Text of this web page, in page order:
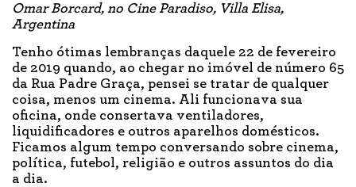
Omar Borcard, no Cine Paradiso, Villa Elisa,
Argentina
Tenho ótimas lembranças daquele 22 de fevereiro
de 2019 quando, ao chegar no imóvel de número 65
da Rua Padre Graça, pensei se tratar de qualquer
coisa, menos um cinema. Ali funcionava sua
oficina, onde consertava ventiladores,
liquidificadores e outros aparelhos domésticos.
Ficamos algum tempo conversando sobre cinema,
política, futebol, religião e outros assuntos do dia
a dia.